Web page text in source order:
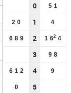
0 5 1
2 0 1 4
6 8 9 2 1 62 4
3 9 8
6 1 2 4 9
0 5